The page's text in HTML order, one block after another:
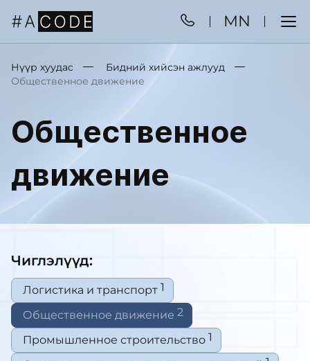
MN
Нүүр хуудас
Бидний хийсэн ажлууд
Общественное движение
Общественное
движение
Чиглэлүүд:
Логистика и транспорт 1
Общественное движение 2
Промышленное строительство 1